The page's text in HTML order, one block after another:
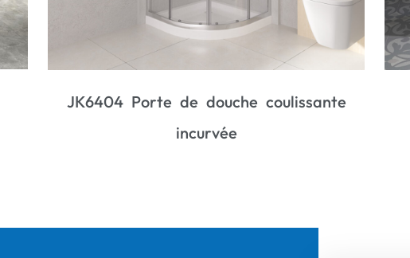
JK2112 Double porte de douche
coulissante